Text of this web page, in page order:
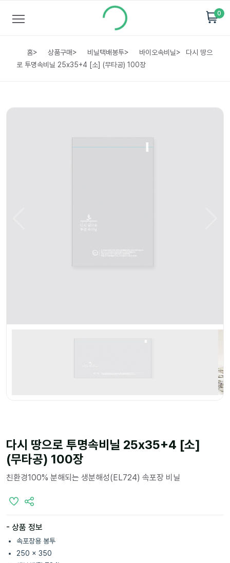
0
홈> 상품구매> 비닐택배봉투> 바이오속비닐>
다시 땅으
로 투명속비닐 25x35+4 [소] (무타공) 100장
다시 땅으로 투명속비닐 25x35+4 [소]
(무타공) 100장
친환경100% 분해되는 생분해성(EL724) 속포장 비닐
- 상품 정보
속포장용 봉투
250 x 350